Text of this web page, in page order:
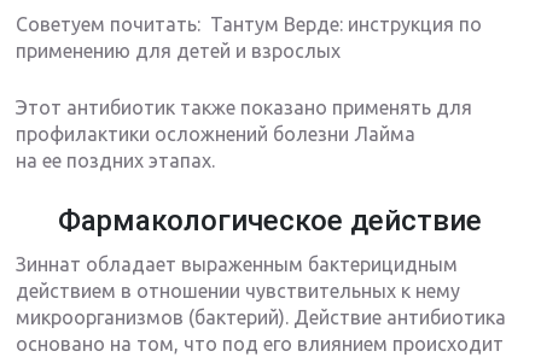
Советуем почитать: Тантум Верде: инструкция по
применению для детей и взрослых
Этот антибиотик также показано применять для
профилактики осложнений болезни Лайма
на ее поздних этапах.
Фармакологическое действие
Зиннат обладает выраженным бактерицидным
действием в отношении чувствительных к нему
микроорганизмов (бактерий). Действие антибиотика
основано на том, что под его влиянием происходит